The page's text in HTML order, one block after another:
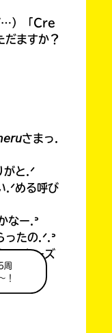
周
！
…）「Cre
ますか？
さまっ.
がと.ᐟ
.ᐟめる呼び
なー.ᐣ
ったの.ᐟ.ᐣ
スターズ
.ᐣ